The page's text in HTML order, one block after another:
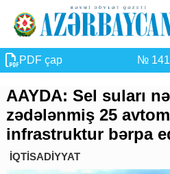
PDF çap № 141
AAYDA: Sel suları
zədələnmiş 25
infrastruktur bərpa
İQTİSADİYYAT